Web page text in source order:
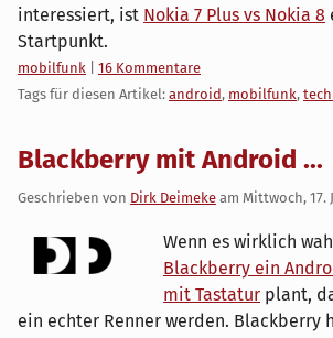
interessiert, ist Nokia 7 Plus vs Nokia 8
Startpunkt.
Kategorien:
mobilfunk
16 Kommentare
Tags für diesen Artikel: android, mobilfunk,
Blackberry mit Android ...
Geschrieben von Dirk Deimeke am Mittwoch, 17.
Wenn es wirklich
Blackberry ein
mit Tastatur plant,
ein echter Renner werden. Blackberry